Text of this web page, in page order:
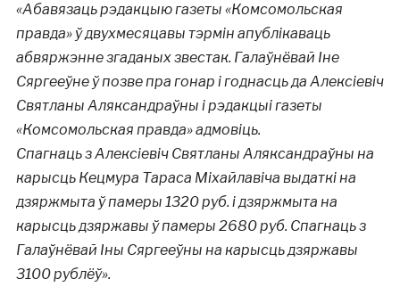
«Абавязаць рэдакцыю газеты «Комсомольская
правда» ў двухмесяцавы тэрмін апублікаваць
абвяржэнне згаданых звестак. Галаўнёвай Іне
Сяргееўне ў позве пра гонар і годнасць да Алексіевіч
Святланы Аляксандраўны і рэдакцыі газеты
«Комсомольская правда» адмовіць.
Спагнаць з Алексіевіч Святланы Аляксандраўны на
карысць Кецмура Тараса Міхайлавіча выдаткі на
дзяржмыта ў памеры 1320 руб. і дзяржмыта на
карысць дзяржавы ў памеры 2680 руб. Спагнаць з
Галаўнёвай Іны Сяргееўны на карысць дзяржавы
3100 рублёў».